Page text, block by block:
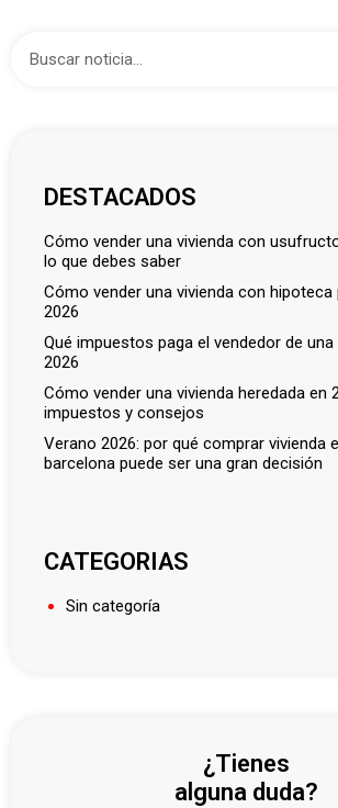
DESTACADOS
cómo vender una vivienda con usufructo en 2026: todo
lo que debes saber
cómo vender una vivienda con hipoteca pendiente en
2026
qué impuestos paga el vendedor de una vivienda en
2026
cómo vender una vivienda heredada en 2026: pasos,
impuestos y consejos
verano 2026: por qué comprar vivienda en la costa de
barcelona puede ser una gran decisión
CATEGORIAS
Sin categoría
¿Tienes
alguna duda?